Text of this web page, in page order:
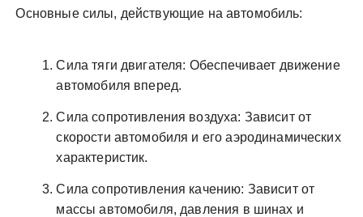
Основные силы, действующие на автомобиль:
Сила тяги двигателя: Обеспечивает движение
автомобиля вперед.
Сила сопротивления воздуха: Зависит от
скорости автомобиля и его аэродинамических
характеристик.
Сила сопротивления качению: Зависит от
массы автомобиля, давления в шинах и